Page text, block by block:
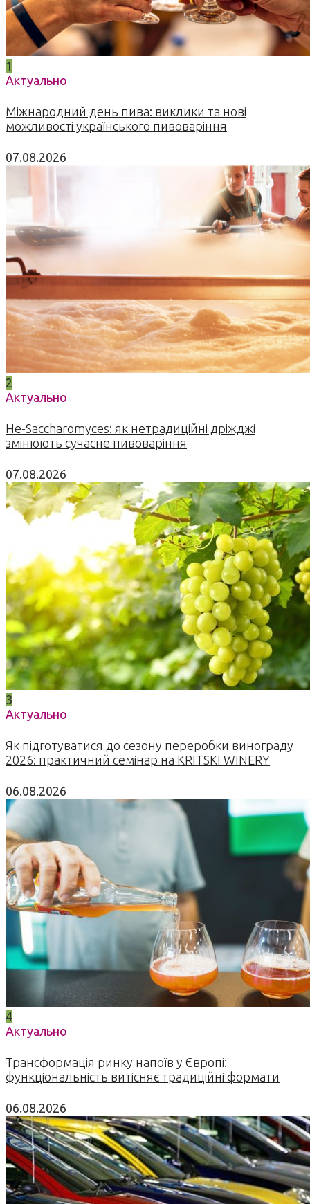
1
Актуально
Міжнародний день пива: виклики та нові
можливості українського пивоваріння
07.08.2026
2
Актуально
Не-Saccharomyces: як нетрадиційні дріжджі
змінюють сучасне пивоваріння
07.08.2026
3
Актуально
Як підготуватися до сезону переробки винограду
2026: практичний семінар на KRITSKI WINERY
06.08.2026
4
Актуально
Трансформація ринку напоїв у Європі:
функціональність витісняє традиційні формати
06.08.2026